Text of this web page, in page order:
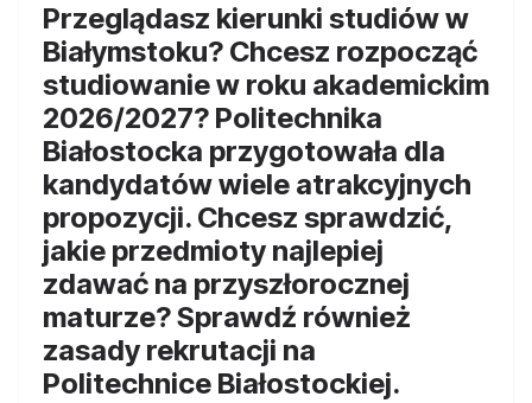
Przeglądasz kierunki studiów w
Białymstoku? Chcesz rozpocząć
studiowanie w roku akademickim
2026/2027? Politechnika
Białostocka przygotowała dla
kandydatów wiele atrakcyjnych
propozycji. Chcesz sprawdzić,
jakie przedmioty najlepiej
zdawać na przyszłorocznej
maturze? Sprawdź również
zasady rekrutacji na
Politechnice Białostockiej.